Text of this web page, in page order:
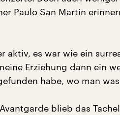
Paulo San Martin
aktiv, es war wie ein
Erziehung dann ein
habe, wo man
blieb das